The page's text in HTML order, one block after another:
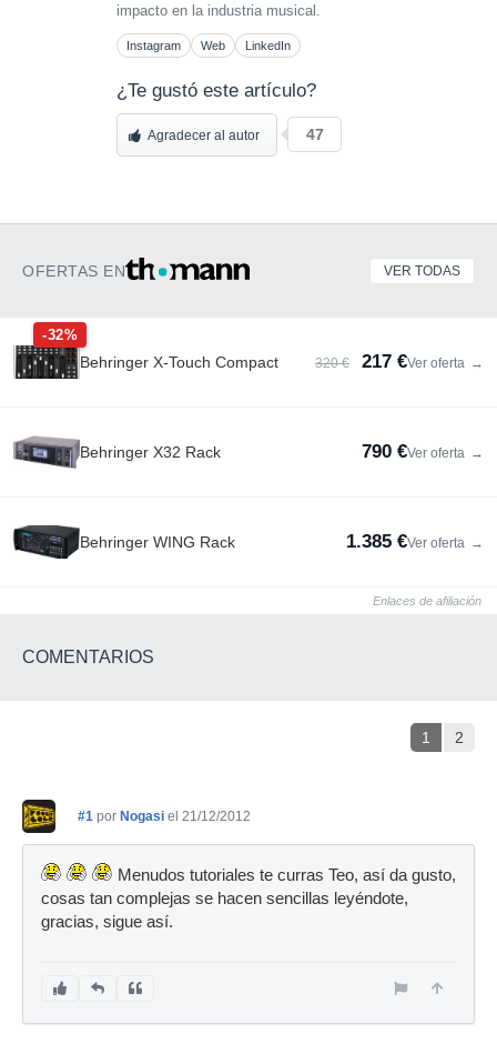
impacto en la industria musical.
Instagram Web LinkedIn
¿Te gustó este artículo?
Agradecer al autor 47
OFERTAS EN VER TODAS
-32%
Behringer X-Touch Compact 320 € 217 €Ver oferta →
Behringer X32 Rack 790 €Ver oferta →
Behringer WING Rack 1.385 €Ver oferta →
Enlaces de afiliación
COMENTARIOS
1 2
#1 por Nogasi el 21/12/2012
Menudos tutoriales te curras Teo, así da gusto,
cosas tan complejas se hacen sencillas leyéndote,
gracias, sigue así.